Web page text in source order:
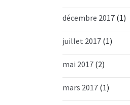
décembre 2017 (1)
juillet 2017 (1)
mai 2017 (2)
mars 2017 (1)